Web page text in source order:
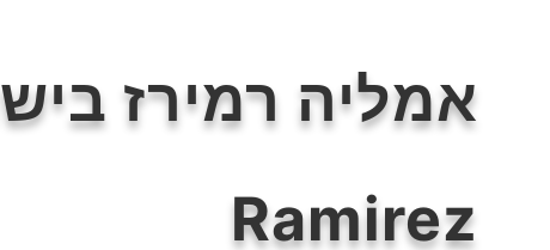
Ramirez